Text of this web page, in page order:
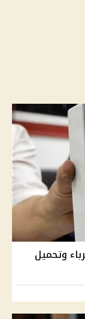
وتحميل